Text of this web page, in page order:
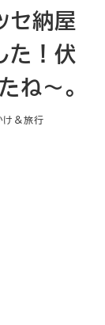
セ納屋
た！伏
ね〜。
け＆旅行